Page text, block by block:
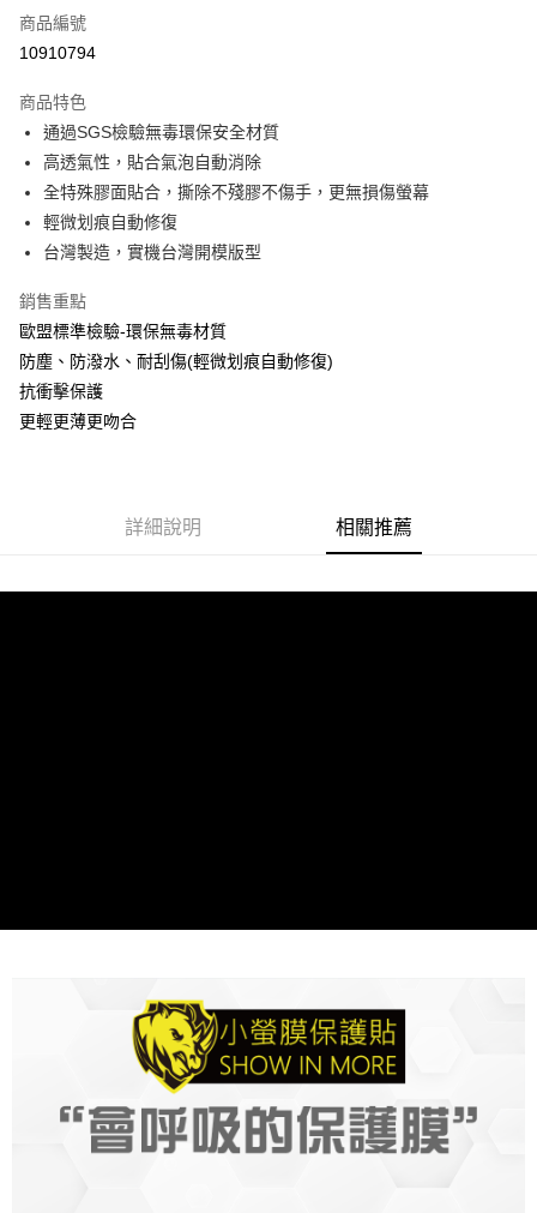
超商取貨付款
Apple Pay
街口支付
悠遊付
全盈+PAY
全家取貨付款
每筆NT$60，滿NT$390(含以上)免運費
7-11取貨付款
商品編號
10910794
商品特色
通過SGS檢驗無毒環保安全材質
高透氣性，貼合氣泡自動消除
全特殊膠面貼合，撕除不殘膠不傷手，更無損傷螢幕
輕微划痕自動修復
台灣製造，實機台灣開模版型
銷售重點
歐盟標準檢驗-環保無毒材質
防塵、防潑水、耐刮傷(輕微划痕自動修復)
抗衝擊保護
更輕更薄更吻合
詳細說明 相關推薦